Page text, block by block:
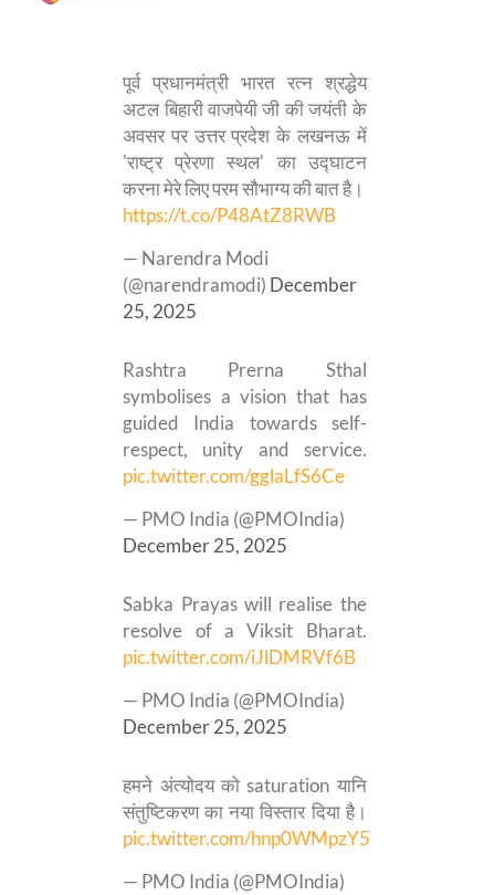
पूर्व प्रधानमंत्री भारत रत्न श्रद्धेय
अटल बिहारी वाजपेयी जी की जयंती के
अवसर पर उत्तर प्रदेश के लखनऊ में
'राष्ट्र प्रेरणा स्थल' का उद्घाटन
करना मेरे लिए परम सौभाग्य की बात है।
https://t.co/P48AtZ8RWB
— Narendra Modi
(@narendramodi) December
25, 2025
Rashtra Prerna Sthal
symbolises a vision that has
guided India towards self-
respect, unity and service.
pic.twitter.com/gglaLfS6Ce
— PMO India (@PMOIndia)
December 25, 2025
Sabka Prayas will realise the
resolve of a Viksit Bharat.
pic.twitter.com/iJlDMRVf6B
— PMO India (@PMOIndia)
December 25, 2025
हमने अंत्योदय को saturation यानि
संतुष्टिकरण का नया विस्तार दिया है।
pic.twitter.com/hnp0WMpzY5
— PMO India (@PMOIndia)